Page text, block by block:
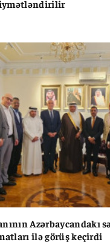
Azərbaycandakı
ilə görüş keçirdi